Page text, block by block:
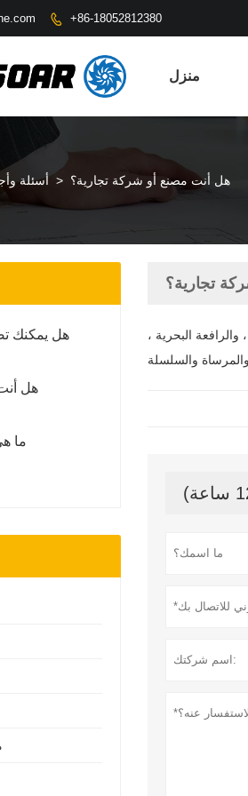
 +86-18052812380
منزل
أسئلة > هل أنت مصنع أو شركة تجارية؟
تجارية؟
البحرية ،
هل يمكنك
هل
ما